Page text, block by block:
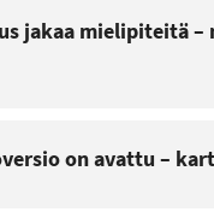
jakaa mielipiteitä
on avattu –